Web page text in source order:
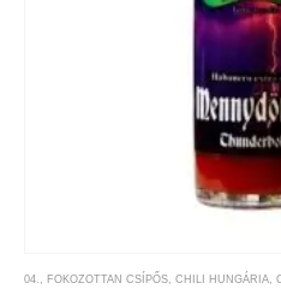
04., FOKOZOTTAN CSÍPŐS, CHILI HUNGÁRIA,